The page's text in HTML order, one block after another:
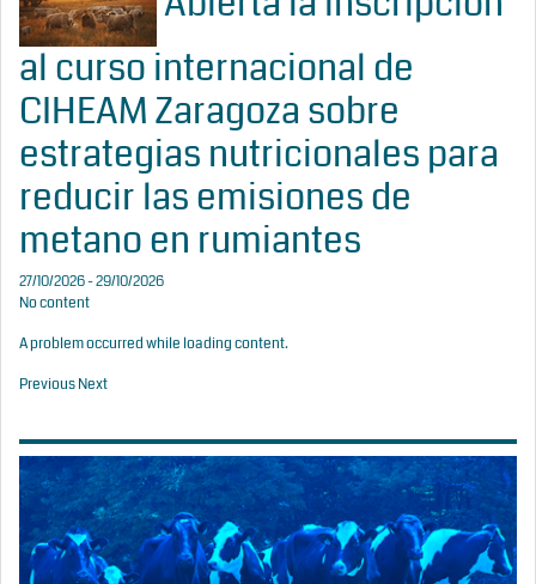
al curso internacional de
CIHEAM Zaragoza sobre
estrategias nutricionales para
reducir las emisiones de
metano en rumiantes
27/10/2026 - 29/10/2026
No content
A problem occurred while loading content.
PreviousNext